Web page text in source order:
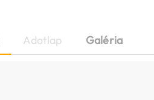
Adatlap Galéria